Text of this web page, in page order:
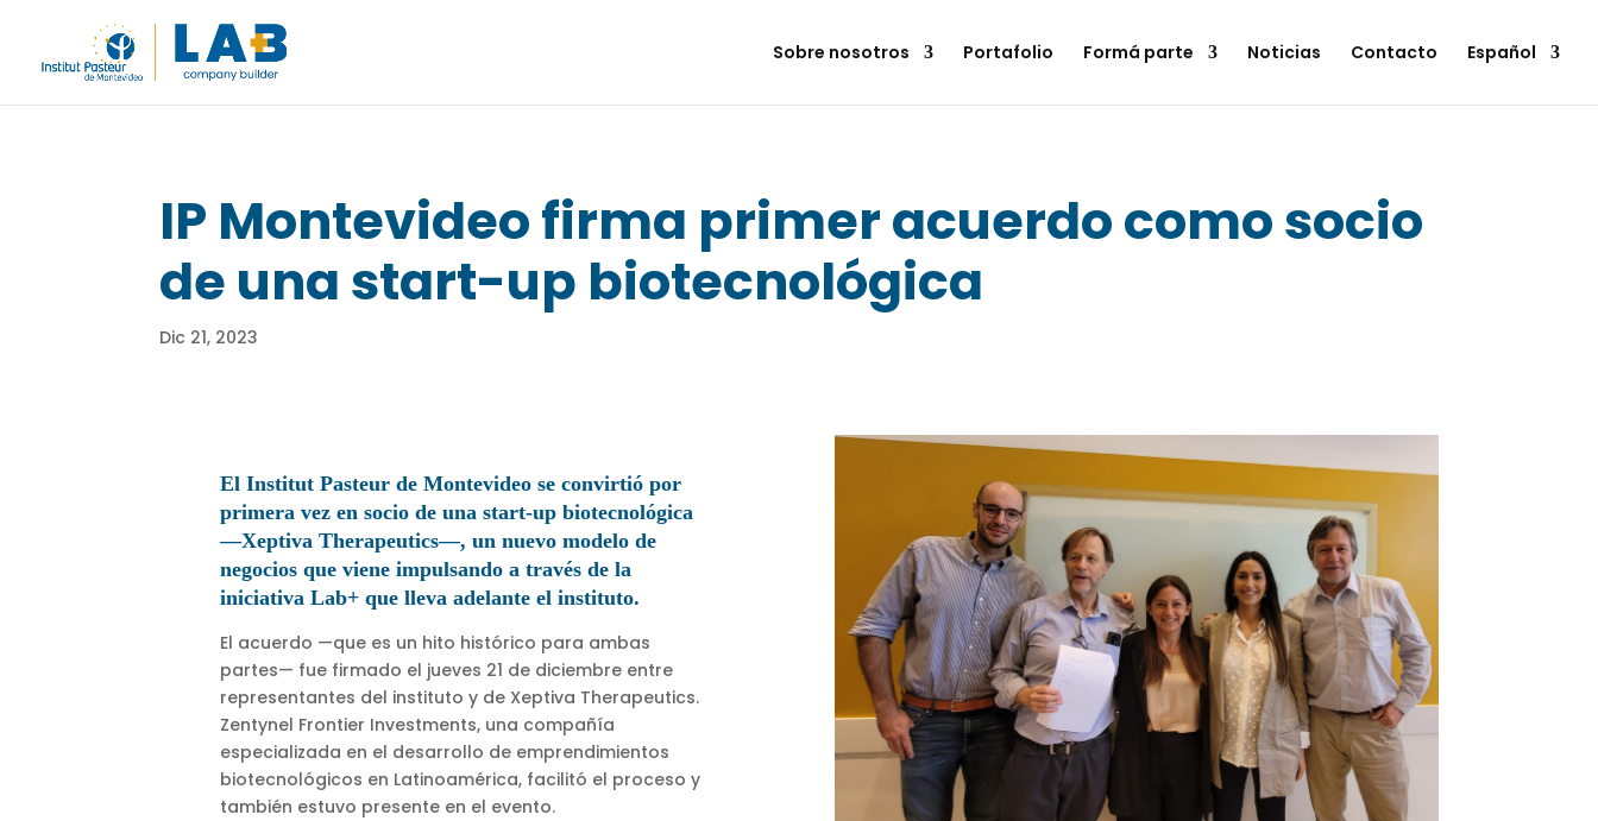
Sobre nosotros Portafolio Formá parte Noticias Contacto Español
IP Montevideo firma primer acuerdo como socio
de una start-up biotecnológica
Dic 21, 2023
El Institut Pasteur de Montevideo se convirtió por
primera vez en socio de una start-up biotecnológica
—Xeptiva Therapeutics—, un nuevo modelo de
negocios que viene impulsando a través de la
iniciativa Lab+ que lleva adelante el instituto.
El acuerdo —que es un hito histórico para ambas
partes— fue firmado el jueves 21 de diciembre entre
representantes del instituto y de Xeptiva Therapeutics.
Zentynel Frontier Investments, una compañía
especializada en el desarrollo de emprendimientos
biotecnológicos en Latinoamérica, facilitó el proceso y
también estuvo presente en el evento.